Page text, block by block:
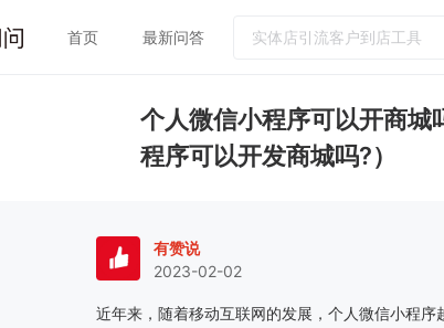
首页 最新问答
门店怎么运营吸引更多客户
如何提升客单价和连带率
个人微信小程序可以开商城
程序可以开发商城吗?）
有赞说
2023-02-02
近年来，随着移动互联网的发展，个人微信小程